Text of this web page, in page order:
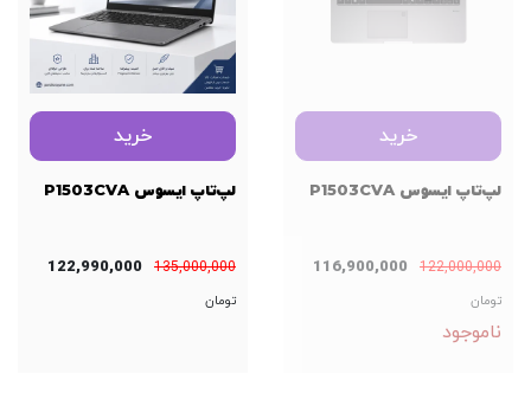
خرید
لپ‌تاپ ایسوس P1503CVA
122,000,000
116,900,000
تومان
ناموجود
خرید
لپ‌تاپ ایسوس P1503CVA
135,000,000
122,990,000
تومان